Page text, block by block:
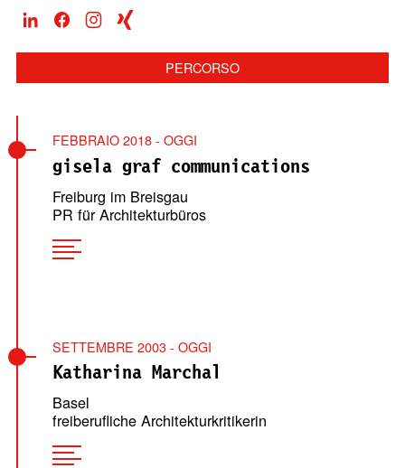
PERCORSO
FEBBRAIO 2018 - OGGI
gisela graf communications
Freiburg im Breisgau
PR für Architekturbüros
SETTEMBRE 2003 - OGGI
Katharina Marchal
Basel
freiberufliche Architekturkritikerin